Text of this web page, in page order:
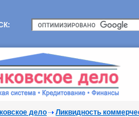
дело Ликвидность